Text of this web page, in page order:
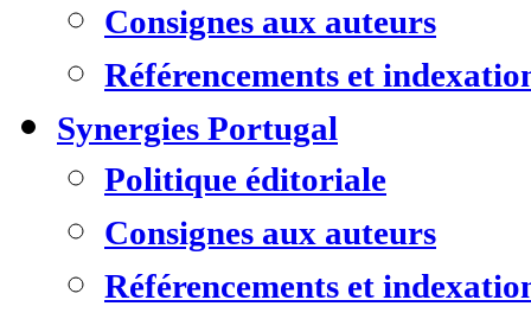
Consignes aux auteurs
Référencements et
Synergies Portugal
Politique éditoriale
Consignes aux auteurs
Référencements et